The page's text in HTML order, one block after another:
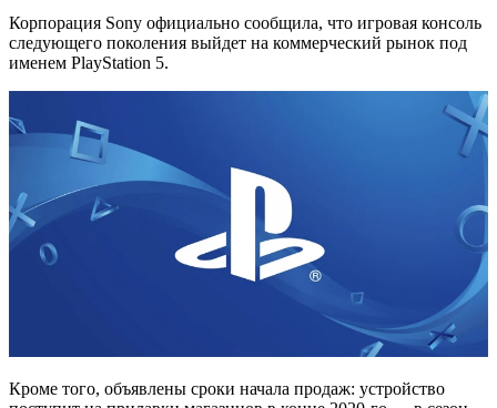
Корпорация Sony официально сообщила, что игровая консоль
следующего поколения выйдет на коммерческий рынок под
именем PlayStation 5.
Кроме того, объявлены сроки начала продаж: устройство